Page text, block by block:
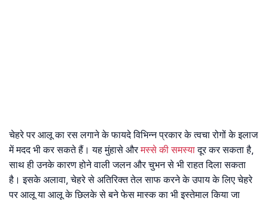
चेहरे पर आलू का रस लगाने के फायदे विभिन्न प्रकार के त्वचा रोगों के इलाज
में मदद भी कर सकते हैं। यह मुंहासे औरमस्से की समस्यादूर कर सकता है,
साथ ही उनके कारण होने वाली जलन और चुभन से भी राहत दिला सकता
है। इसके अलावा, चेहरे से अतिरिक्त तेल साफ करने के उपाय के लिए चेहरे
पर आलू या आलू के छिलके से बने फेस मास्क का भी इस्तेमाल किया जा